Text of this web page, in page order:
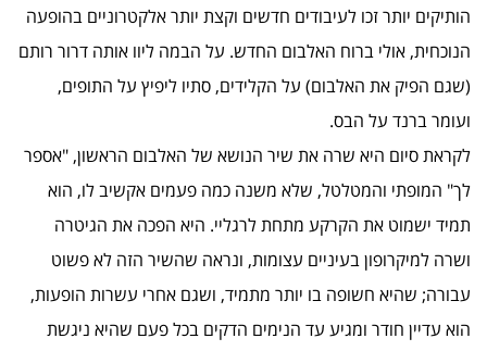
הותיקים יותר זכו לעיבודים חדשים וקצת יותר אלקטרוניים בהופעה
הנוכחית, אולי ברוח האלבום החדש. על הבמה ליוו אותה דרור רותם
(שגם הפיק את האלבום) על הקלידים, סתיו ליפיץ על התופים,
ועומר ברנד על הבס.
לקראת סיום היא שרה את שיר הנושא של האלבום הראשון, "אספר
לך" המופתי והמטלטל, שלא משנה כמה פעמים אקשיב לו, הוא
תמיד ישמוט את הקרקע מתחת לרגליי. היא הפכה את הגיטרה
ושרה למיקרופון בעיניים עצומות, ונראה שהשיר הזה לא פשוט
עבורה; שהיא חשופה בו יותר מתמיד, ושגם אחרי עשרות הופעות,
הוא עדיין חודר ומגיע עד הנימים הדקים בכל פעם שהיא ניגשת